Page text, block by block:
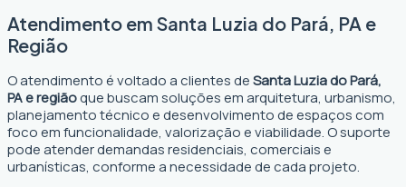
Atendimento em Santa Luzia do Pará, PA e
Região
O atendimento é voltado a clientes deSanta Luzia do Pará,
PA e regiãoque buscam soluções em arquitetura, urbanismo,
planejamento técnico e desenvolvimento de espaços com
foco em funcionalidade, valorização e viabilidade. O suporte
pode atender demandas residenciais, comerciais e
urbanísticas, conforme a necessidade de cada projeto.